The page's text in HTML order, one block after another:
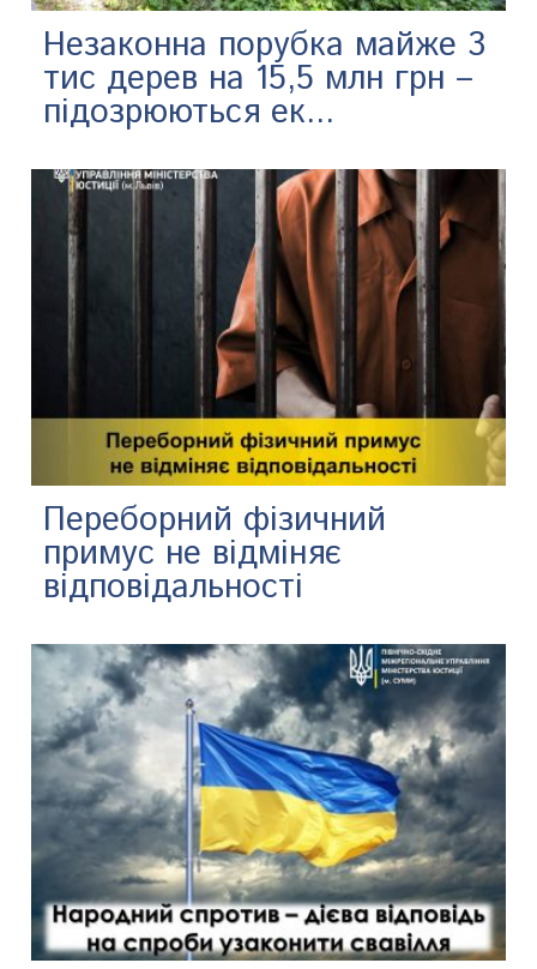
Незаконна порубка майже 3
тис дерев на 15,5 млн грн –
підозрюються ек...
Переборний фізичний
примус не відміняє
відповідальності